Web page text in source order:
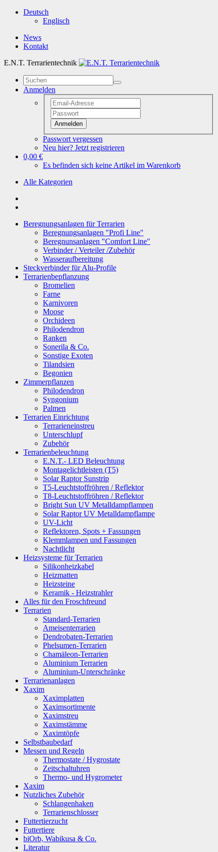
Deutsch
Englisch
News
Kontakt
E.N.T. Terrarientechnik
Anmelden
Anmelden
Passwort vergessen
Neu hier? Jetzt registrieren
0,00 €
Es befinden sich keine Artikel im Warenkorb
Alle Kategorien
Beregnungsanlagen für Terrarien
Beregnungsanlagen "Profi Line"
Beregnunsanlagen "Comfort Line"
Verbinder / Verteiler /Zubehör
Wasseraufbereitung
Steckverbinder für Alu-Profile
Terrarienbepflanzung
Bromelien
Farne
Karnivoren
Moose
Orchideen
Philodendron
Ranken
Sonerila & Co.
Sonstige Exoten
Tilandsien
Begonien
Zimmerpflanzen
Philodendron
Syngonium
Palmen
Terrarien Einrichtung
Terrarieneinstreu
Unterschlupf
Zubehör
Terrarienbeleuchtung
E.N.T.- LED Beleuchtung
Montagelichtleisten (T5)
Solar Raptor Sunstrip
T5-Leuchtstoffröhren / Reflektor
T8-Leuchtstoffröhren / Reflektor
Bright Sun UV Metalldampflampen
Solar Raptor UV Metalldampflampe
UV-Licht
Reflektoren, Spots + Fassungen
Klemmlampen und Fassungen
Nachtlicht
Heizsysteme für Terrarien
Silikonheizkabel
Heizmatten
Heizsteine
Keramik - Heizstrahler
Alles für den Froschfreund
Terrarien
Standard-Terrarien
Ameisenterrarien
Dendrobaten-Terrarien
Phelsumen-Terrarien
Chamäleon-Terrarien
Aluminium Terrarien
Aluminium-Unterschränke
Terrarienanlagen
Xaxim
Xaximplatten
Xaximsortimente
Xaximstreu
Xaximstämme
Xaximtöpfe
Selbstbaubedarf
Messen und Regeln
Thermostate / Hygrostate
Zeitschaltuhren
Thermo- und Hygrometer
Xaxim
Nutzliches Zubehör
Schlangenhaken
Terrarienschlosser
Futtertierzucht
Futtertiere
biOrb, Wabikusa & Co.
Literatur